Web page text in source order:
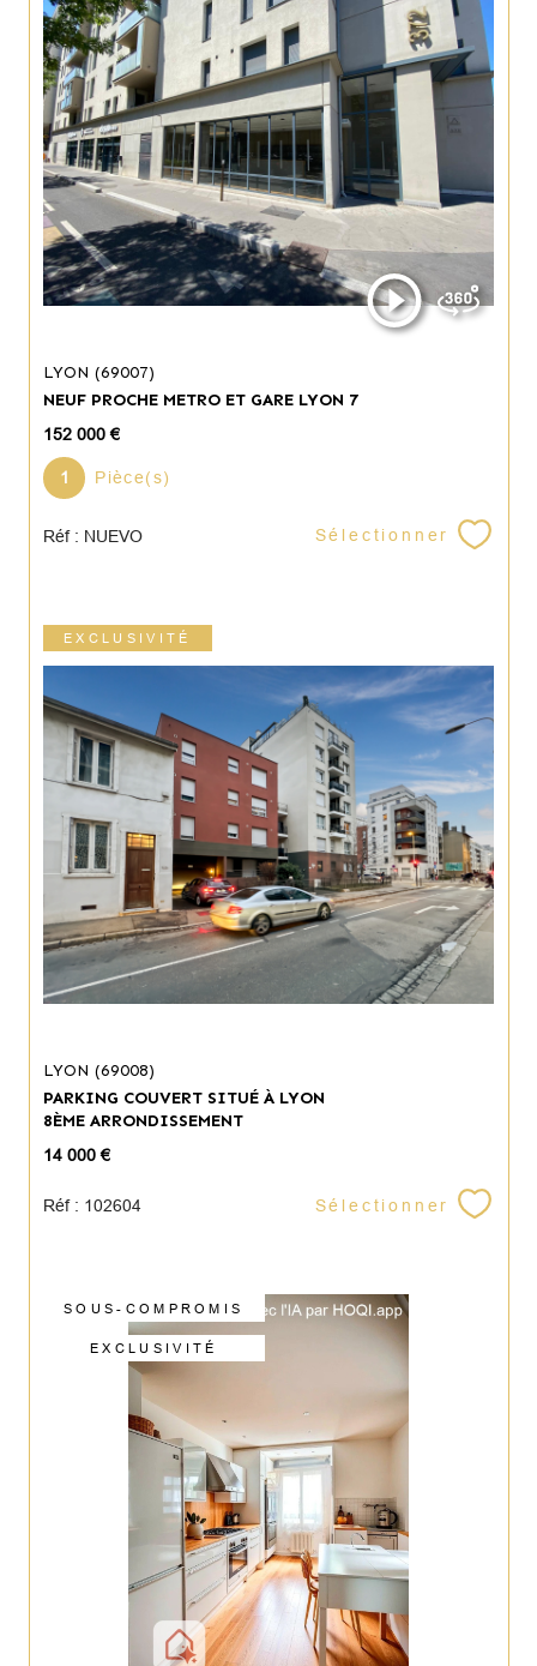
LYON (69007)
NEUF PROCHE METRO ET GARE LYON 7
152 000 €
1 Pièce(s)
Réf : NUEVO Sélectionner
EXCLUSIVITÉ
LYON (69008)
PARKING COUVERT SITUÉ À LYON
8ÈME ARRONDISSEMENT
14 000 €
Réf : 102604 Sélectionner
SOUS-COMPROMIS
EXCLUSIVITÉ